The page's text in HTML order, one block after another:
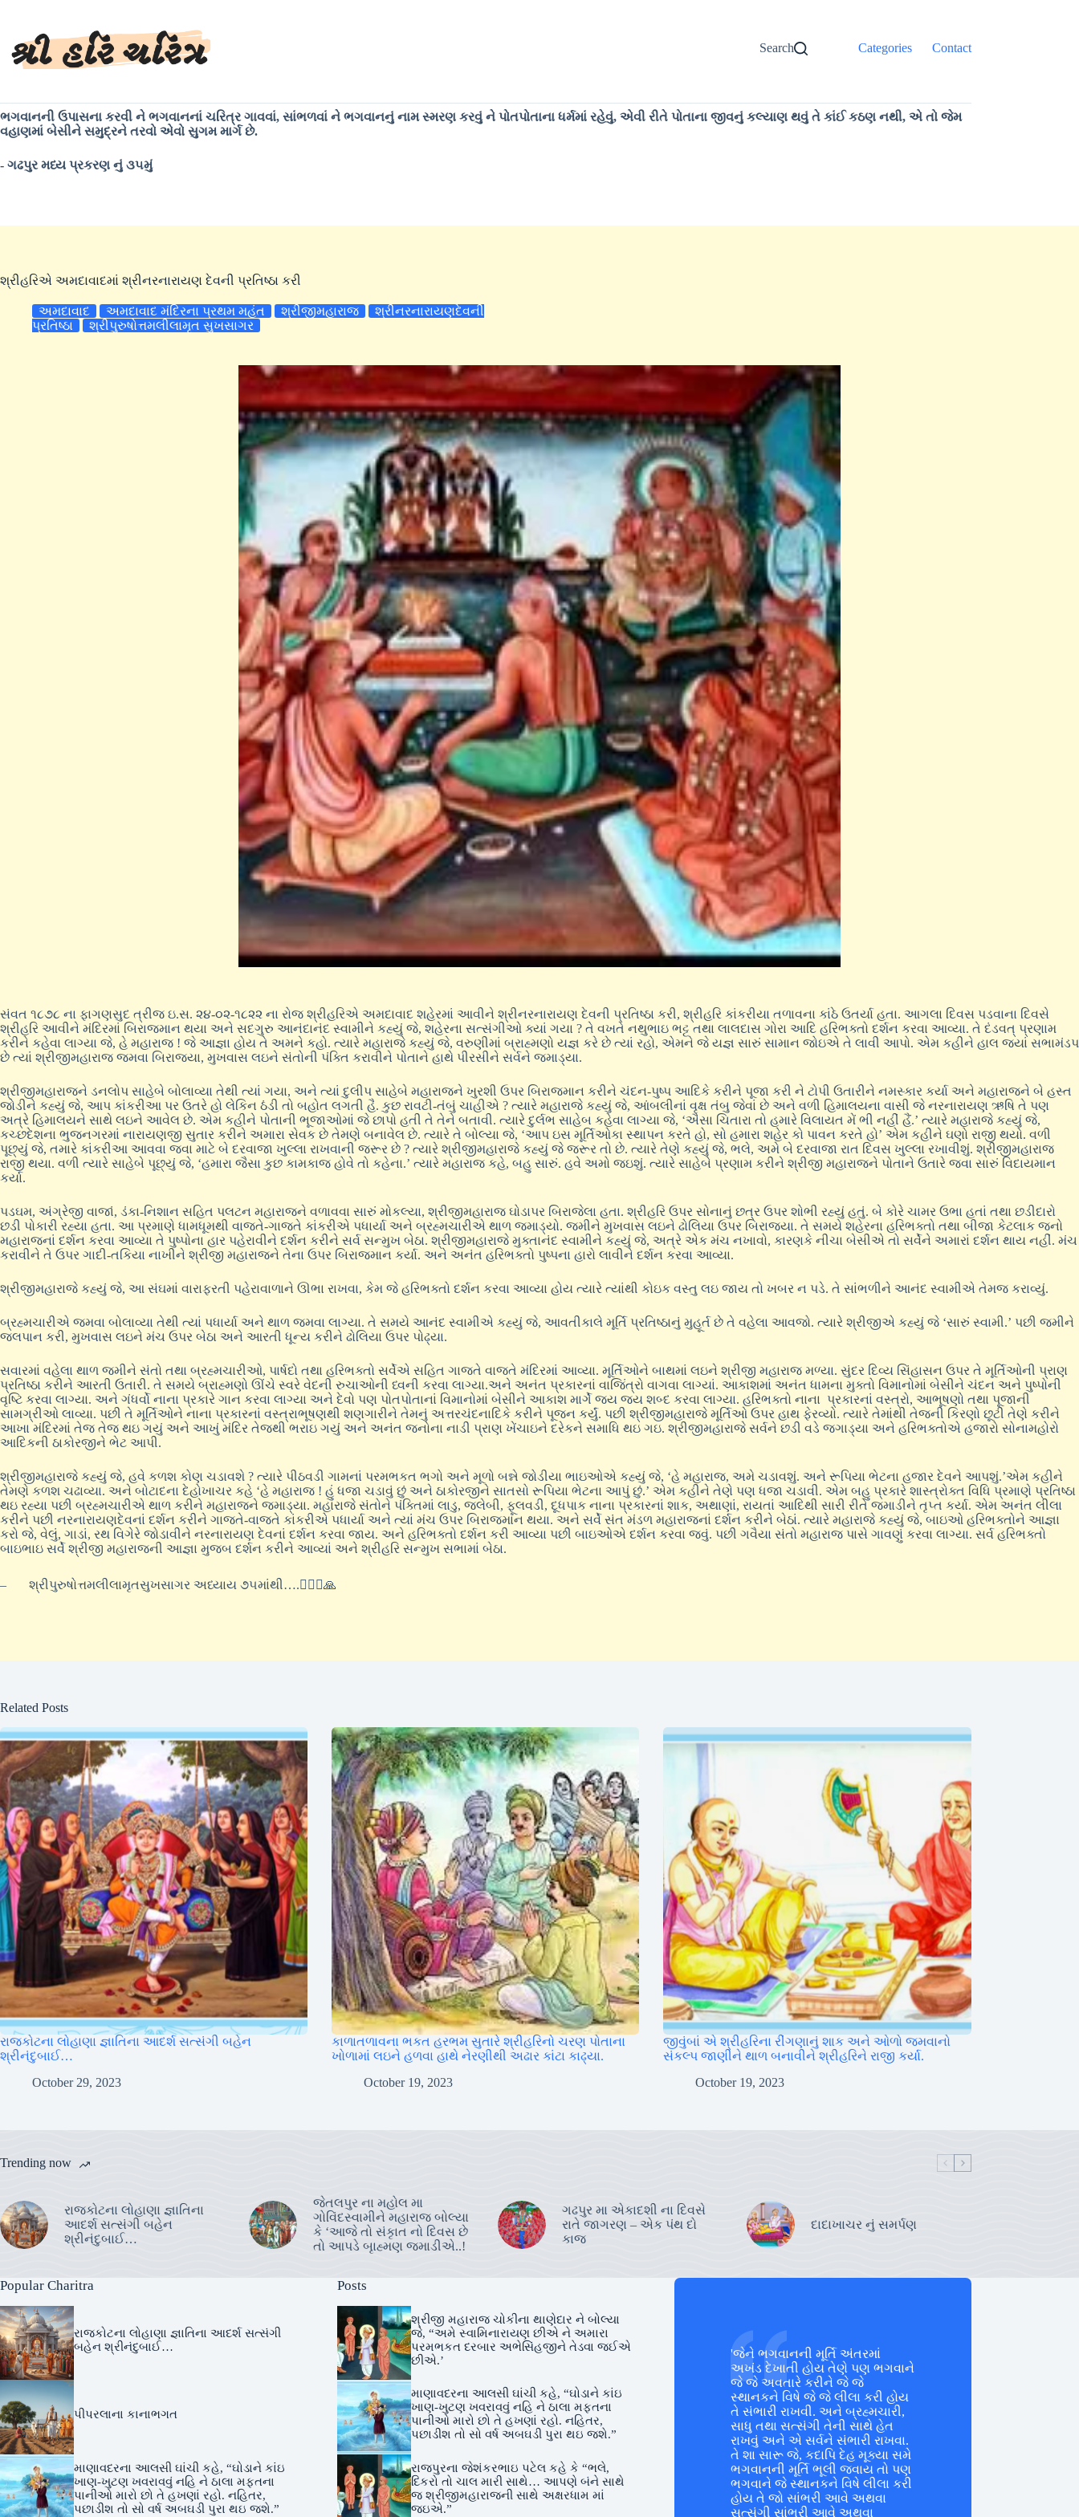
content
Search
Categories Contact
ભગવાનની ઉપાસના કરવી ને ભગવાનનાં ચરિત્ર ગાવવાં, સાંભળવાં ને ભગવાનનું નામ સ્મરણ કરવું ને પોતપોતાના ધર્મમાં રહેવું, એવી રીતે પોતાના જીવનું કલ્યાણ થવું તે કાંઈ કઠણ નથી, એ તો જેમ
વહાણમાં બેસીને સમુદ્રને તરવો એવો સુગમ માર્ગ છે.
- ગઢપુર મધ્ય પ્રકરણ નું ૩૫મું
શ્રીહરિએ અમદાવાદમાં શ્રીનરનારાયણ દેવની પ્રતિષ્ઠા કરી
અમદાવાદ અમદાવાદ મંદિરના પ્રથમ મહંત શ્રીજીમહારાજ
શ્રીનરનારાયણદેવની
પ્રતિષ્ઠા
શ્રીપુરુષોત્તમલીલામૃત સુખસાગર
સંવત ૧૮૭૮ ના ફાગણસુદ ત્રીજ ઇ.સ. ૨૪-૦૨-૧૮૨૨ ના રોજ શ્રીહરિએ અમદાવાદ શહેરમાં આવીને શ્રીનરનારાયણ દેવની પ્રતિષ્ઠા કરી, શ્રીહરિ કાંકરીયા તળાવના કાંઠે ઉતર્યા હતા. આગલા દિવસ પડવાના દિવસે
શ્રીહરિ આવીને મંદિરમાં બિરાજમાન થયા અને સદગુરુ આનંદાનંદ સ્વામીને કહ્યું જે, શહેરના સત્સંગીઓ ક્યાં ગયા ? તે વખતે નથુભાઇ ભટ્ટ તથા લાલદાસ ગોરા આદિ હરિભક્તો દર્શન કરવા આવ્યા. તે દંડવત્‌ પ્રણામ
કરીને કહેવા લાગ્યા જે, હે મહારાજ ! જે આજ્ઞા હોય તે અમને કહો. ત્યારે મહારાજે કહ્યું જે, વરુણીમાં બ્રાહ્મણો યજ્ઞ કરે છે ત્યાં રહો, એમને જે યજ્ઞ સારું સામાન જોઇએ તે લાવી આપો. એમ કહીને હાલ જ્યાં સભામંડપ
છે ત્યાં શ્રીજીમહારાજ જમવા બિરાજ્યા, મુખવાસ લઇને સંતોની પંક્તિ કરાવીને પોતાને હાથે પીરસીને સર્વને જમાડ્યા.
શ્રીજીમહારાજને ડનલોપ સાહેબે બોલાવ્યા તેથી ત્યાં ગયા, અને ત્યાં દુલીપ સાહેબે મહારાજને ખુરશી ઉપર બિરાજમાન કરીને ચંદન-પુષ્પ આદિકે કરીને પૂજા કરી ને ટોપી ઉતારીને નમસ્કાર કર્યા અને મહારાજને બે હસ્ત
જોડીને કહ્યું જે, આપ કાંકરીઆ પર ઉતરે હો લેકિન ઠંડી તો બહોત લગતી હૈ. કુછ રાવટી-તંબું ચાહીએ ? ત્યારે મહારાજે કહ્યું જે, આંબલીનાં વૃક્ષ તંબુ જેવાં છે અને વળી હિમાલયના વાસી જે નરનારાયણ ઋષિ તે પણ
અત્રે હિમાલયને સાથે લઇને આવેલ છે. એમ કહીને પોતાની ભૂજાઓમાં જે છાપો હતી તે તેને બતાવી. ત્યારે દુર્લભ સાહેબ કહેવા લાગ્યા જે, ‘ઐસા ચિતારા તો હમારે વિલાયત મેં ભી નહીં હૈં.’ ત્યારે મહારાજે કહ્યું જે,
કચ્છદેશના ભુજનગરમાં નારાયણજી સુતાર કરીને અમારા સેવક છે તેમણે બનાવેલ છે. ત્યારે તે બોલ્યા જે, ‘આપ ઇસ મૂર્તિઓકા સ્થાપન કરતે હો, સો હમારા શહેર કો પાવન કરતે હો’ એમ કહીને ઘણો રાજી થયો. વળી
પૂછ્યું જે, તમારે કાંકરીઆ આવવા જવા માટે બે દરવાજા ખુલ્લા રાખવાની જરૂર છે ? ત્યારે શ્રીજીમહારાજે કહ્યું જે જરૂર તો છે. ત્યારે તેણે કહ્યું જે, ભલે, અમે બે દરવાજા રાત દિવસ ખુલ્લા રખાવીશું. શ્રીજીમહારાજ
રાજી થયા. વળી ત્યારે સાહેબે પૂછ્યું જે, ‘હમારા જૈસા કુછ કામકાજ હોવે તો કહેના.’ ત્યારે મહારાજ કહે, બહુ સારું. હવે અમો જઇશું. ત્યારે સાહેબે પ્રણામ કરીને શ્રીજી મહારાજને પોતાને ઉતારે જવા સારું વિદાયમાન
કર્યા.
પડઘમ, અંગ્રેજી વાજાં, ડંકા-નિશાન સહિત પલટન મહારાજને વળાવવા સારું મોકલ્યા, શ્રીજીમહારાજ ઘોડાપર બિરાજેલા હતા. શ્રીહરિ ઉપર સોનાનું છત્ર ઉપર શોભી રહ્યું હતું. બે કોરે ચામર ઉભા હતાં તથા છડીદારો
છડી પોકારી રહ્યા હતા. આ પ્રમાણે ધામધૂમથી વાજતે-ગાજતે કાંકરીએ પધાર્યા અને બ્રહ્મચારીએ થાળ જમાડ્યો. જમીને મુખવાસ લઇને ઢોલિયા ઉપર બિરાજ્યા. તે સમયે શહેરના હરિભક્તો તથા બીજા કેટલાક જનો
મહારાજનાં દર્શન કરવા આવ્યા તે પુષ્પોના હાર પહેરાવીને દર્શન કરીને સર્વ સન્મુખ બેઠા. શ્રીજીમહારાજે મુક્તાનંદ સ્વામીને કહ્યું જે, અત્રે એક મંચ નખાવો, કારણકે નીચા બેસીએ તો સર્વેને અમારાં દર્શન થાય નહીં. મંચ
કરાવીને તે ઉપર ગાદી-તકિયા નાખીને શ્રીજી મહારાજને તેના ઉપર બિરાજમાન કર્યા. અને અનંત હરિભક્તો પુષ્પના હારો લાવીને દર્શન કરવા આવ્યા.
શ્રીજીમહારાજે કહ્યું જે, આ સંઘમાં વારાફરતી પહેરાવાળાને ઊભા રાખવા, કેમ જે હરિભક્તો દર્શન કરવા આવ્યા હોય ત્યારે ત્યાંથી કોઇક વસ્તુ લઇ જાય તો ખબર ન પડે. તે સાંભળીને આનંદ સ્વામીએ તેમજ કરાવ્યું.
બ્રહ્મચારીએ જમવા બોલાવ્યા તેથી ત્યાં પધાર્યા અને થાળ જમવા લાગ્યા. તે સમયે આનંદ સ્વામીએ કહ્યું જે, આવતીકાલે મૂર્તિ પ્રતિષ્ઠાનું મુહૂર્ત છે તે વહેલા આવજો. ત્યારે શ્રીજીએ કહ્યું જે ‘સારું સ્વામી.’ પછી જમીને
જલપાન કરી, મુખવાસ લઇને મંચ ઉપર બેઠા અને આરતી ધૂન્ય કરીને ઢોલિયા ઉપર પોઢ્યા.
સવારમાં વહેલા થાળ જમીને સંતો તથા બ્રહ્મચારીઓ, પાર્ષદો તથા હરિભક્તો સર્વેએ સહિત ગાજતે વાજતે મંદિરમાં આવ્યા. મૂર્તિઓને બાથમાં લઇને શ્રીજી મહારાજ મળ્યા. સુંદર દિવ્ય સિંહાસન ઉપર તે મૂર્તિઓની પ્રાણ
પ્રતિષ્ઠા કરીને આરતી ઉતારી. તે સમયે બ્રાહ્મણો ઊંચે સ્વરે વેદની રુચાઓની ધ્વની કરવા લાગ્યા.અને અનંત પ્રકારનાં વાજિંત્રો વાગવા લાગ્યાં. આકાશમાં અનંત ધામના મુક્તો વિમાનોમાં બેસીને ચંદન અને પુષ્પોની
વૃષ્ટિ કરવા લાગ્યા. અને ગંધર્વો નાના પ્રકારે ગાન કરવા લાગ્યા અને દેવો પણ પોતપોતાનાં વિમાનોમાં બેસીને આકાશ માર્ગે જય જય શબ્દ કરવા લાગ્યા. હરિભક્તો નાના પ્રકારનાં વસ્ત્રો, આભૂષણો તથા પૂજાની
સામગ્રીઓ લાવ્યા. પછી તે મૂર્તિઓને નાના પ્રકારનાં વસ્ત્રાભૂષણથી શણગારીને તેમનું અત્તરચંદનાદિકે કરીને પૂજન કર્યું. પછી શ્રીજીમહારાજે મૂર્તિઓ ઉપર હાથ ફેરવ્યો. ત્યારે તેમાંથી તેજની કિરણો છૂટી તેણે કરીને
આખા મંદિરમાં તેજ તેજ થઇ ગયું અને આખું મંદિર તેજથી ભરાઇ ગયું અને અનંત જનોના નાડી પ્રાણ ખેંચાઇને દરેકને સમાધિ થઇ ગઇ. શ્રીજીમહારાજે સર્વને છડી વડે જગાડ્યા અને હરિભક્તોએ હજારો સોનામહોરો
આદિકની ઠાકોરજીને ભેટ આપી.
શ્રીજીમહારાજે કહ્યું જે, હવે કળશ કોણ ચડાવશે ? ત્યારે પીઠવડી ગામનાં પરમભકત ભગો અને મૂળો બન્ને જોડીયા ભાઇઓએ કહ્યું જે, ‘હે મહારાજ, અમે ચડાવશું. અને રૂપિયા ભેટના હજાર દેવને આપશું.’એમ કહીને
તેમણે કળશ ચઢાવ્યા. અને બોટાદના દેહોખાચર કહે ‘હે મહારાજ ! હું ધજા ચડાવું છું અને ઠાકોરજીને સાતસો રૂપિયા ભેટના આપું છું.’ એમ કહીને તેણે પણ ધજા ચડાવી. એમ બહુ પ્રકારે શાસ્ત્રોક્ત વિધિ પ્રમાણે પ્રતિષ્ઠા
થઇ રહ્યા પછી બ્રહ્મચારીએ થાળ કરીને મહારાજને જમાડ્યા. મહારાજે સંતોને પંક્તિમાં લાડુ, જલેબી, ફૂલવડી, દૂધપાક નાના પ્રકારનાં શાક, અથાણાં, રાયતાં આદિથી સારી રીતે જમાડીને તૃપ્ત કર્યા. એમ અનંત લીલા
કરીને પછી નરનારાયણદેવનાં દર્શન કરીને ગાજતે-વાજતે કાંકરીએ પધાર્યા અને ત્યાં મંચ ઉપર બિરાજમાન થયા. અને સર્વે સંત મંડળ મહારાજનાં દર્શન કરીને બેઠાં. ત્યારે મહારાજે કહ્યું જે, બાઇઓ હરિભક્તોને આજ્ઞા
કરો જે, વેલું, ગાડાં, રથ વિગેરે જોડાવીને નરનારાયણ દેવનાં દર્શન કરવા જાય. અને હરિભક્તો દર્શન કરી આવ્યા પછી બાઇઓએ દર્શન કરવા જવું. પછી ગવૈયા સંતો મહારાજ પાસે ગાવણું કરવા લાગ્યા. સર્વ હરિભક્તો
બાઇભાઇ સર્વે શ્રીજી મહારાજની આજ્ઞા મુજબ દર્શન કરીને આવ્યાં અને શ્રીહરિ સન્મુખ સભામાં બેઠા.
– શ્રીપુરુષોત્તમલીલામૃતસુખસાગર અધ્યાય ૭૫માંથી….🙇🏻‍♂️🙏
Related Posts
રાજકોટના લોહાણા જ્ઞાતિના આદર્શ સત્સંગી બહેન
શ્રીનંદુબાઈ…
October 29, 2023
કાળાતળાવના ભકત હરભમ સુતારે શ્રીહરિનો ચરણ પોતાના
ખોળામાં લઇને હળવા હાથે નેરણીથી અઢાર કાંટા કાઢ્યા.
October 19, 2023
જીવુંબાં એ શ્રીહરિના રીંગણાનું શાક અને ઓળો જમવાનો
સંકલ્પ જાણીને થાળ બનાવીને શ્રીહરિને રાજી કર્યા.
October 19, 2023
Trending now
રાજકોટના લોહાણા જ્ઞાતિના
આદર્શ સત્સંગી બહેન
શ્રીનંદુબાઈ…
જેતલપુર ના મહોલ મા
ગોવિંદસ્વામીને મહારાજ બોલ્યા
કે ‘આજે તો સંકૃાત નો દિવસ છે
તો આપડે બૃાહ્મણ જમાડીએ..!
ગઢપુર મા એકાદશી ના દિવસે
રાતે જાગરણ – એક પંથ દો
કાજ
દાદાખાચર નું સમર્પણ
Popular Charitra
રાજકોટના લોહાણા જ્ઞાતિના આદર્શ સત્સંગી
બહેન શ્રીનંદુબાઈ…
પીપરલાના કાનાભગત
માણાવદરના આલસી ઘાંચી કહે, “ઘોડાને કાંઇ
ખાણ-ખુટણ ખવરાવવું નહિ ને ઠાલા મફતના
પાનીઓ મારો છો તે હખણાં રહો. નહિતર,
પછાડીશ તો સો વર્ષ અબઘડી પુરા થઇ જશે.”
Posts
શ્રીજી મહારાજ ચોકીના થાણેદાર ને બોલ્યા
જે, “અમે સ્વામિનારાયણ છીએ ને અમારા
પરમભકત દરબાર અભેસિંહજીને તેડવા જઈએ
છીએ.’
માણાવદરના આલસી ઘાંચી કહે, “ઘોડાને કાંઇ
ખાણ-ખુટણ ખવરાવવું નહિ ને ઠાલા મફતના
પાનીઓ મારો છો તે હખણાં રહો. નહિતર,
પછાડીશ તો સો વર્ષ અબઘડી પુરા થઇ જશે.”
રાજપુરના જેશંકરભાઇ પટેલ કહે કે “ભલે,
દિકરો તો ચાલ મારી સાથે… આપણે બંને સાથે
જ શ્રીજીમહારાજની સાથે અક્ષરધામ માં
જઇએ.”
'જેને ભગવાનની મૂર્તિ અંતરમાં
અખંડ દેખાતી હોય તેણે પણ ભગવાને
જે જે અવતારે કરીને જે જે
સ્થાનકને વિષે જે જે લીલા કરી હોય
તે સંભારી રાખવી. અને બ્રહ્મચારી,
સાધુ તથા સત્સંગી તેની સાથે હેત
રાખવું અને એ સર્વને સંભારી રાખવા.
તે શા સારૂ જે, કદાપિ દેહ મૂક્યા સમે
ભગવાનની મૂર્તિ ભૂલી જવાય તો પણ
ભગવાને જે સ્થાનકને વિષે લીલા કરી
હોય તે જો સાંભરી આવે અથવા
સત્સંગી સાંભરી આવે અથવા